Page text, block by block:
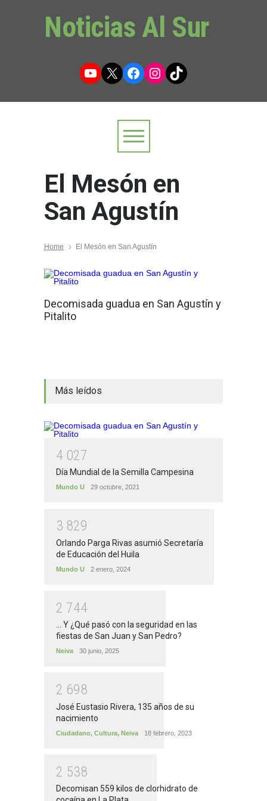
Noticias Al Sur
YouTube
X Facebook
Instagram
TikTok
El Mesón en
San Agustín
Home El Mesón en San Agustín
Decomisada guadua en San Agustín y
Pitalito
Más leídos
4 027
Día Mundial de la Semilla Campesina
Mundo U 29 octubre, 2021
3 829
Orlando Parga Rivas asumió Secretaría
de Educación del Huila
Mundo U 2 enero, 2024
2 744
... Y ¿Qué pasó con la seguridad en las
fiestas de San Juan y San Pedro?
Neiva 30 junio, 2025
2 698
José Eustasio Rivera, 135 años de su
nacimiento
Ciudadano, Cultura, Neiva 18 febrero, 2023
2 538
Decomisan 559 kilos de clorhidrato de